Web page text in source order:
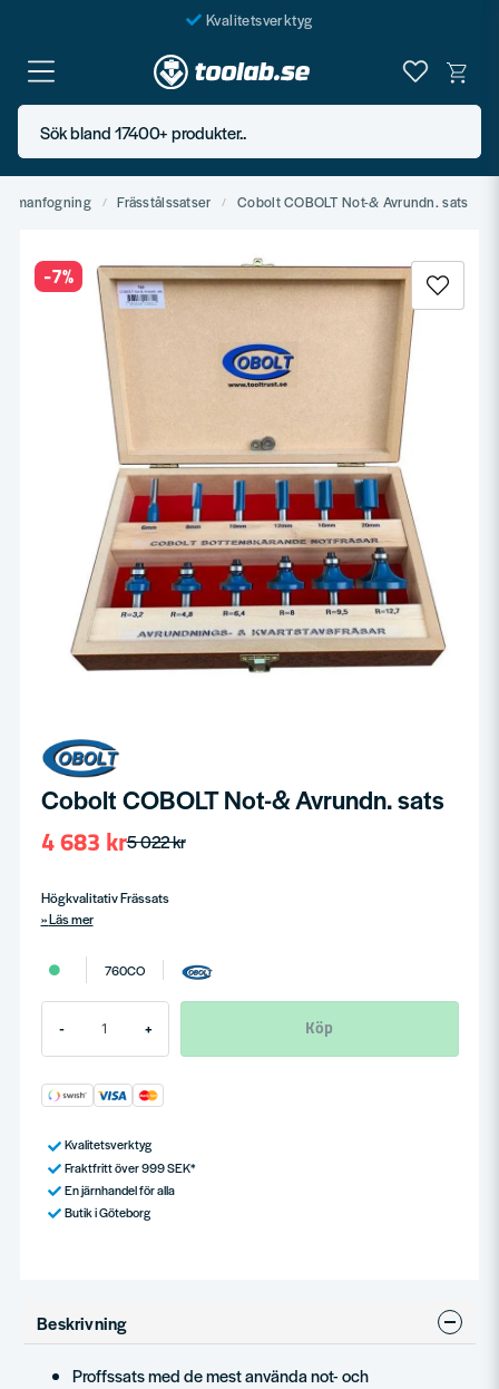
Kvalitetsverktyg
Fraktfritt över 999 SEK*
En järnhandel för alla
Butik i Göteborg
Sök bland 17400+ produkter..
Frässtålssatser Cobolt COBOLT Not-& Avrundn. sats
-7%
Cobolt COBOLT Not-& Avrundn. sats
5 022 kr
4 683 kr
Högkvalitativ Frässats
Läs mer
760CO
- + Köp
Kvalitetsverktyg
Fraktfritt över 999 SEK*
En järnhandel för alla
Butik i Göteborg
Beskrivning
Proffssats med de mest använda not- och